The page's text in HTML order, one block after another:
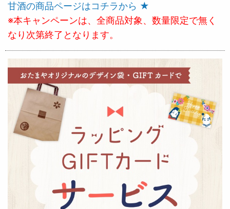
甘酒の商品ページはコチラから ★
※本キャンペーンは、全商品対象、数量限定で無く
なり次第終了となります。